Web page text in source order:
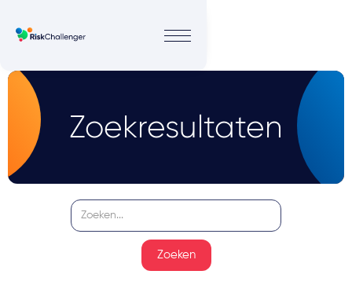
Zoekresultaten